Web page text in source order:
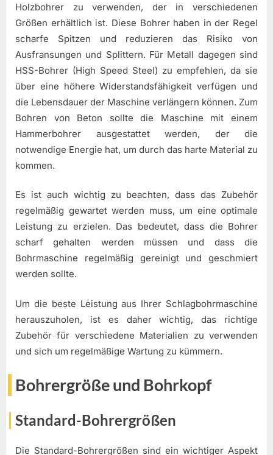
Holzbohrer zu verwenden, der in verschiedenen
Größen erhältlich ist. Diese Bohrer haben in der Regel
scharfe Spitzen und reduzieren das Risiko von
Ausfransungen und Splittern. Für Metall dagegen sind
HSS-Bohrer (High Speed Steel) zu empfehlen, da sie
über eine höhere Widerstandsfähigkeit verfügen und
die Lebensdauer der Maschine verlängern können. Zum
Bohren von Beton sollte die Maschine mit einem
Hammerbohrer ausgestattet werden, der die
notwendige Energie hat, um durch das harte Material zu
kommen.
Es ist auch wichtig zu beachten, dass das Zubehör
regelmäßig gewartet werden muss, um eine optimale
Leistung zu erzielen. Das bedeutet, dass die Bohrer
scharf gehalten werden müssen und dass die
Bohrmaschine regelmäßig gereinigt und geschmiert
werden sollte.
Um die beste Leistung aus Ihrer Schlagbohrmaschine
herauszuholen, ist es daher wichtig, das richtige
Zubehör für verschiedene Materialien zu verwenden
und sich um regelmäßige Wartung zu kümmern.
Bohrergröße und Bohrkopf
Standard-Bohrergrößen
Die Standard-Bohrergrößen sind ein wichtiger Aspekt